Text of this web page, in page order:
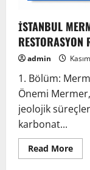
İSTANBUL
RESTORASYON
admin
1. Bölüm:
Önemi
jeolojik
karbonat...
Read MoreRead
more